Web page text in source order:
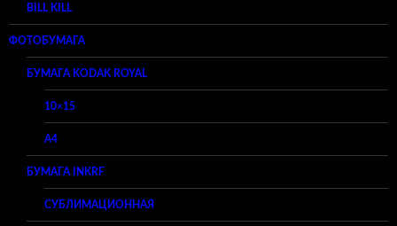
BILL KILL
ФОТОБУМАГА
БУМАГА KODAK ROYAL
10×15
A4
БУМАГА INKRF
СУБЛИМАЦИОННАЯ